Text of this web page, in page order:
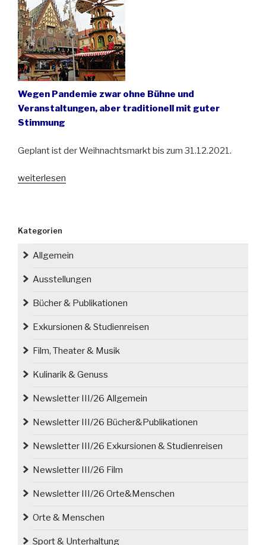
Philharmonie“
Wegen Pandemie zwar ohne Bühne und
Veranstaltungen, aber traditionell mit guter
Stimmung
Geplant ist der Weihnachtsmarkt bis zum 31.12.2021.
„Der
Breslau/
Wrocław
zum
Mal
statt“
weiterlesen
Kategorien
Allgemein
Ausstellungen
Bücher & Publikationen
Exkursionen & Studienreisen
Film, Theater & Musik
Kulinarik & Genuss
Newsletter III/26 Allgemein
Newsletter III/26 Bücher&Publikationen
Newsletter III/26 Exkursionen & Studienreisen
Newsletter III/26 Film
Newsletter III/26 Orte&Menschen
Orte & Menschen
Sport & Unterhaltung